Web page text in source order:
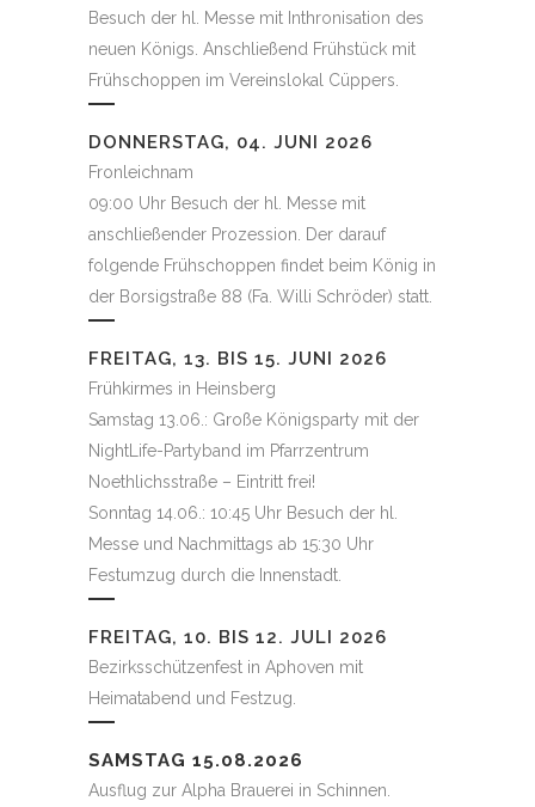
Besuch der hl. Messe mit Inthronisation des
neuen Königs. Anschließend Frühstück mit
Frühschoppen im Vereinslokal Cüppers.
DONNERSTAG, 04. JUNI 2026
Fronleichnam
09:00 Uhr Besuch der hl. Messe mit
anschließender Prozession. Der darauf
folgende Frühschoppen findet beim König in
der Borsigstraße 88 (Fa. Willi Schröder) statt.
FREITAG, 13. BIS 15. JUNI 2026
Frühkirmes in Heinsberg
Samstag 13.06.: Große Königsparty mit der
NightLife-Partyband im Pfarrzentrum
Noethlichsstraße – Eintritt frei!
Sonntag 14.06.: 10:45 Uhr Besuch der hl.
Messe und Nachmittags ab 15:30 Uhr
Festumzug durch die Innenstadt.
FREITAG, 10. BIS 12. JULI 2026
Bezirksschützenfest in Aphoven mit
Heimatabend und Festzug.
SAMSTAG 15.08.2026
Ausflug zur Alpha Brauerei in Schinnen.